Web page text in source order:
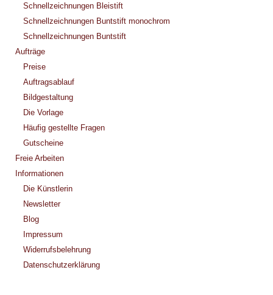
Schnellzeichnungen Bleistift
Schnellzeichnungen Buntstift monochrom
Schnellzeichnungen Buntstift
Aufträge
Preise
Auftragsablauf
Bildgestaltung
Die Vorlage
Häufig gestellte Fragen
Gutscheine
Freie Arbeiten
Informationen
Die Künstlerin
Newsletter
Blog
Impressum
Widerrufsbelehrung
Datenschutzerklärung